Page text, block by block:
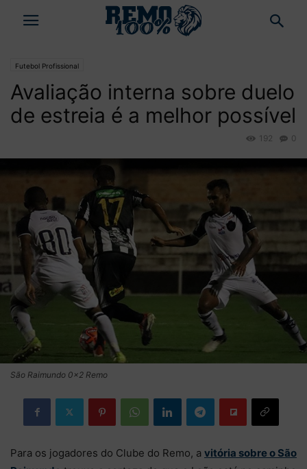
Futebol Profissional
Avaliação interna sobre duelo
de estreia é a melhor possível
0
192
São Raimundo 0x2 Remo
Para os jogadores do Clube do Remo, a vitória sobre o São